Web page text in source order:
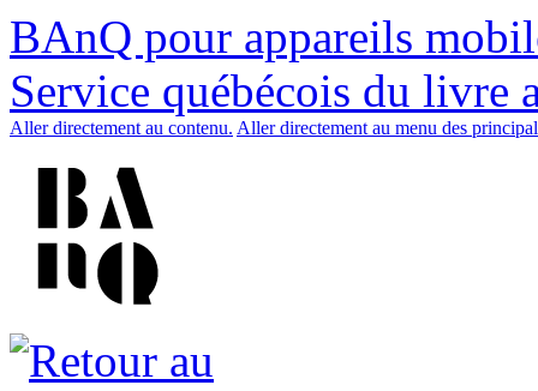
BAnQ pour appareils
Service québécois du livre
Aller directement au contenu. Aller directement au menu des